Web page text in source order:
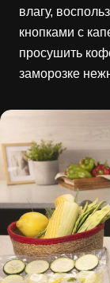
влагу,
кнопками с
просушить
заморозке